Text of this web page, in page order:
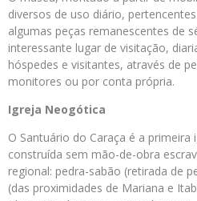
diversos de uso diário,
algumas peças remanescentes de
interessante lugar de visitação,
hóspedes e visitantes, através de
monitores ou por conta própria.
Igreja Neogótica
O Santuário do Caraça é a
construída sem mão-de-obra
regional: pedra-sabão (retirada de
(das proximidades de Mariana e